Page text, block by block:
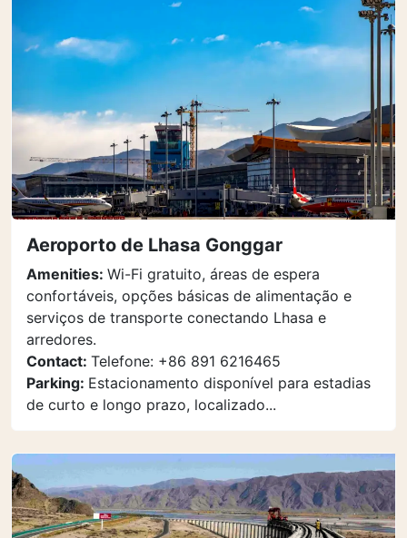
Aeroporto de Lhasa Gonggar
Amenities: Wi-Fi gratuito, áreas de espera
confortáveis, opções básicas de alimentação e
serviços de transporte conectando Lhasa e
arredores.
Contact: Telefone: +86 891 6216465
Parking: Estacionamento disponível para estadias
de curto e longo prazo, localizado...